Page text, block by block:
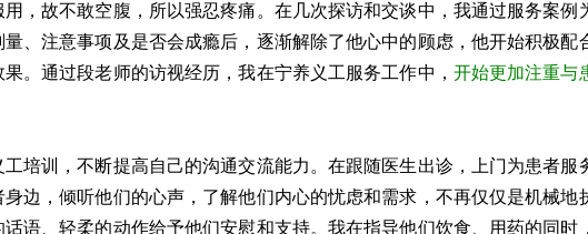
用，故不敢空腹，所以强忍疼痛。在几次探访和交谈中，我通过服务案例
、注意事项及是否会成瘾后，逐渐解除了他心中的顾虑，他开始积极配
。通过段老师的访视经历，我在宁养义工服务工作中， 开始更加注重与
培训，不断提高自己的沟通交流能力。在跟随医生出诊，上门为患者服
边，倾听他们的心声，了解他们内心的忧虑和需求，不再仅仅是机械地
语、轻柔的动作给予他们安慰和支持。我在指导他们饮食、用药的同时